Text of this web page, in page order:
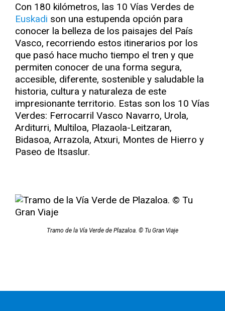
Con 180 kilómetros, las 10 Vías Verdes de
Euskadi son una estupenda opción para
conocer la belleza de los paisajes del País
Vasco, recorriendo estos itinerarios por los
que pasó hace mucho tiempo el tren y que
permiten conocer de una forma segura,
accesible, diferente, sostenible y saludable la
historia, cultura y naturaleza de este
impresionante territorio. Estas son los 10 Vías
Verdes: Ferrocarril Vasco Navarro, Urola,
Arditurri, Multiloa, Plazaola-Leitzaran,
Bidasoa, Arrazola, Atxuri, Montes de Hierro y
Paseo de Itsaslur.
Tramo de la Vía Verde de Plazaloa. © Tu Gran Viaje